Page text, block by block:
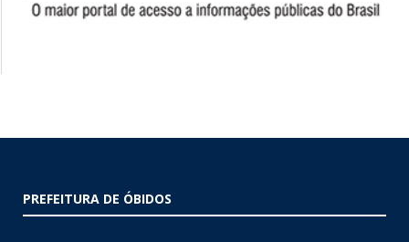
PREFEITURA DE ÓBIDOS